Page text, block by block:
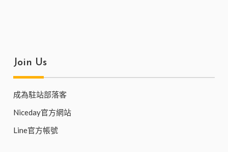
Join Us
成為駐站部落客
Niceday官方網站
Line官方帳號